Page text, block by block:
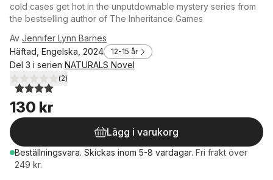
cold cases get hot in the unputdownable mystery series from
the bestselling author of The Inheritance Games
Av Jennifer Lynn Barnes
Häftad, Engelska, 2024
12-15 år
Del 3 i serien NATURALS Novel
4,0utav 5 stjärnor. Totalt antal röster:
(2)
130 kr
Lägg i varukorg
Beställningsvara. Skickas inom 5-8 vardagar. Fri frakt över
249 kr.